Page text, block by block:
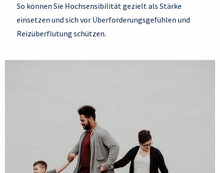
So können Sie Hochsensibilität gezielt als Stärke
einsetzen und sich vor Überforderungsgefühlen und
Reizüberflutung schützen.